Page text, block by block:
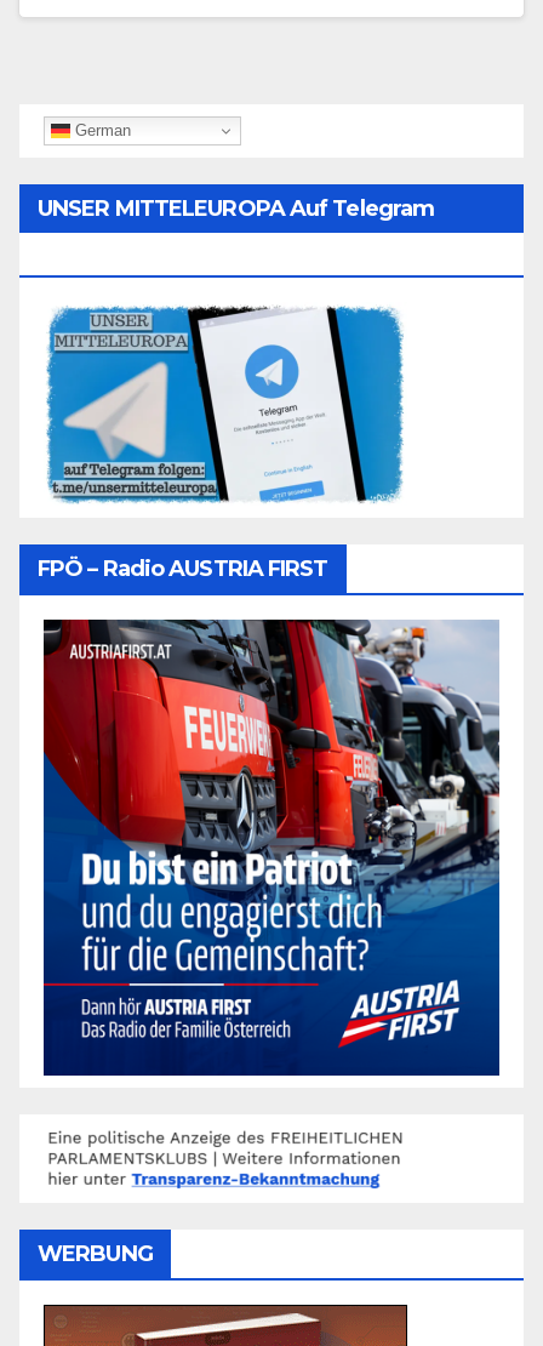
German
UNSER MITTELEUROPA Auf Telegram
FPÖ – Radio AUSTRIA FIRST
WERBUNG